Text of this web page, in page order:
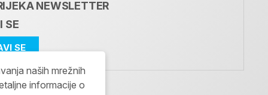
NEWSLETTER
SE
naših mrežnih
informacije o